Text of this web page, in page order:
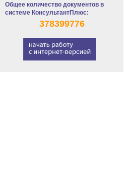
Общее количество документов в
системе КонсультантПлюс:
378399776